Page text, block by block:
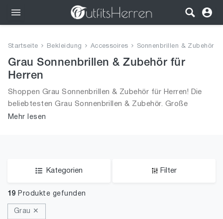
Bekleidung
Schuhe
Startseite Bekleidung Accessoires Sonnenbrillen & Zubehör
Grau Sonnenbrillen & Zubehör für
Herren
Shoppen Grau Sonnenbrillen & Zubehör für Herren! Die
beliebtesten Grau Sonnenbrillen & Zubehör. Große
Auswahl an Grau Sonnenbrillen & Zubehör und alle Trends
Mehr lesen
Kategorien Filter
19 Produkte gefunden
Grau ✕